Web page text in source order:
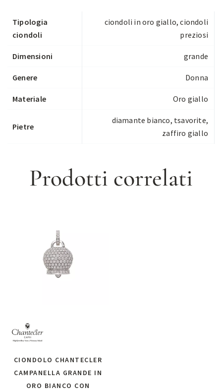
Tipologia
ciondoli
ciondoli in oro giallo,ciondoli
preziosi
Dimensioni grande
Genere Donna
Materiale Oro giallo
Pietre
diamante bianco, tsavorite,
zaffiro giallo
Prodotti correlati
CIONDOLO CHANTECLER
CAMPANELLA GRANDE IN
ORO BIANCO CON